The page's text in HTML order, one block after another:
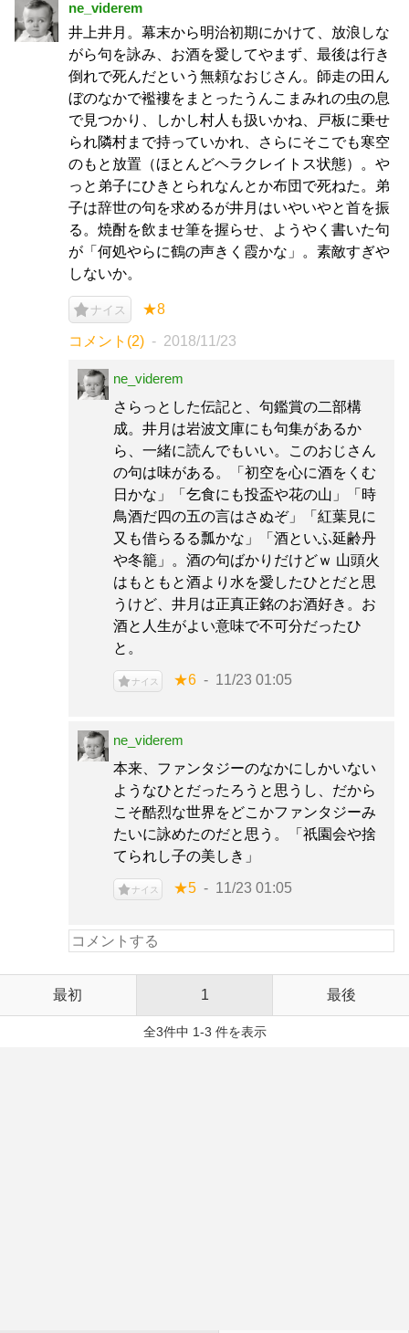
ne_viderem
井上井月。幕末から明治初期にかけて、放浪しな
がら句を詠み、お酒を愛してやまず、最後は行き
倒れで死んだという無頼なおじさん。師走の田ん
ぼのなかで襤褸をまとったうんこまみれの虫の息
で見つかり、しかし村人も扱いかね、戸板に乗せ
られ隣村まで持っていかれ、さらにそこでも寒空
のもと放置（ほとんどヘラクレイトス状態）。や
っと弟子にひきとられなんとか布団で死ねた。弟
子は辞世の句を求めるが井月はいやいやと首を振
る。焼酎を飲ませ筆を握らせ、ようやく書いた句
が「何処やらに鶴の声きく霞かな」。素敵すぎや
しないか。
ナイス ★8
コメント(2) 2018/11/23
ne_viderem
さらっとした伝記と、句鑑賞の二部構
成。井月は岩波文庫にも句集があるか
ら、一緒に読んでもいい。このおじさん
の句は味がある。「初空を心に酒をくむ
日かな」「乞食にも投盃や花の山」「時
鳥酒だ四の五の言はさぬぞ」「紅葉見に
又も借らるる瓢かな」「酒といふ延齢丹
や冬籠」。酒の句ばかりだけどｗ 山頭火
はもともと酒より水を愛したひとだと思
うけど、井月は正真正銘のお酒好き。お
酒と人生がよい意味で不可分だったひ
と。
ナイス ★6 11/23 01:05
ne_viderem
本来、ファンタジーのなかにしかいない
ようなひとだったろうと思うし、だから
こそ酷烈な世界をどこかファンタジーみ
たいに詠めたのだと思う。「祇園会や捨
てられし子の美しき」
ナイス ★5 11/23 01:05
最初 1 最後
全3件中 1-3 件を表示